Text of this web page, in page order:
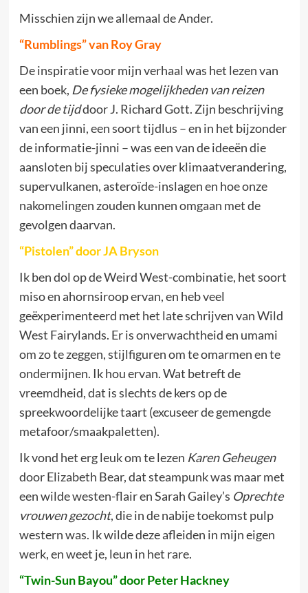
Misschien zijn we allemaal de Ander.
“Rumblings” van Roy Gray
De inspiratie voor mijn verhaal was het lezen van
een boek, De fysieke mogelijkheden van reizen
door de tijddoor J. Richard Gott. Zijn beschrijving
van een jinni, een soort tijdlus – en in het bijzonder
de informatie-jinni – was een van de ideeën die
aansloten bij speculaties over klimaatverandering,
supervulkanen, asteroïde-inslagen en hoe onze
nakomelingen zouden kunnen omgaan met de
gevolgen daarvan.
“Pistolen” door JA Bryson
Ik ben dol op de Weird West-combinatie, het soort
miso en ahornsiroop ervan, en heb veel
geëxperimenteerd met het late schrijven van Wild
West Fairylands. Er is onverwachtheid en umami
om zo te zeggen, stijlfiguren om te omarmen en te
ondermijnen. Ik hou ervan. Wat betreft de
vreemdheid, dat is slechts de kers op de
spreekwoordelijke taart (excuseer de gemengde
metafoor/smaakpaletten).
Ik vond het erg leuk om te lezen Karen Geheugen
door Elizabeth Bear, dat steampunk was maar met
een wilde westen-flair en Sarah Gailey’s Oprechte
vrouwen gezocht, die in de nabije toekomst pulp
western was. Ik wilde deze afleiden in mijn eigen
werk, en weet je, leun in het rare.
“Twin-Sun Bayou” door Peter Hackney